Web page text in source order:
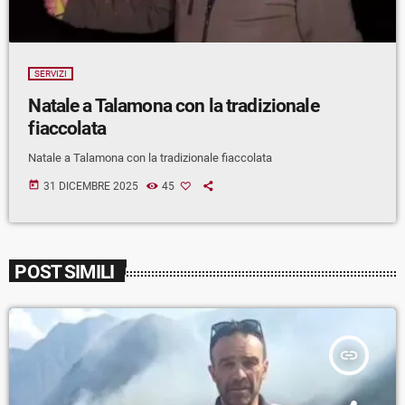
SERVIZI
Natale a Talamona con la tradizionale
fiaccolata
Natale a Talamona con la tradizionale fiaccolata
today 31 DICEMBRE 2025 45
POST SIMILI
insert_link